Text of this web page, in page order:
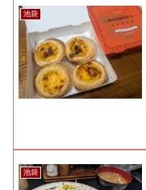
池袋
池袋